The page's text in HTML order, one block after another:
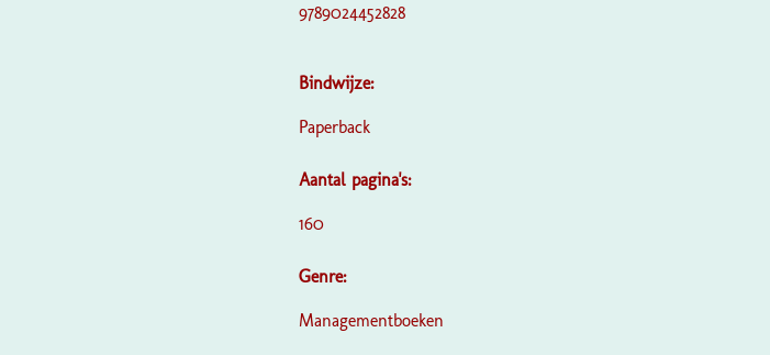
9789024452828
Bindwijze:
Paperback
Aantal pagina's:
160
Genre:
Managementboeken